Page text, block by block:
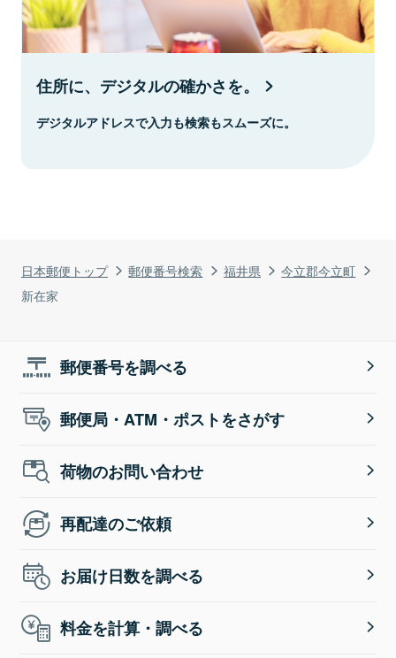
日本郵便トップ 郵便番号検索 福井県
今立郡今立町
新在家
住所に、デジタルの確かさを。
デジタルアドレスで入力も検索もスムーズに。
郵便番号を調べる
郵便局・ATM・ポストをさがす
荷物のお問い合わせ
再配達のご依頼
お届け日数を調べる
料金を計算・調べる